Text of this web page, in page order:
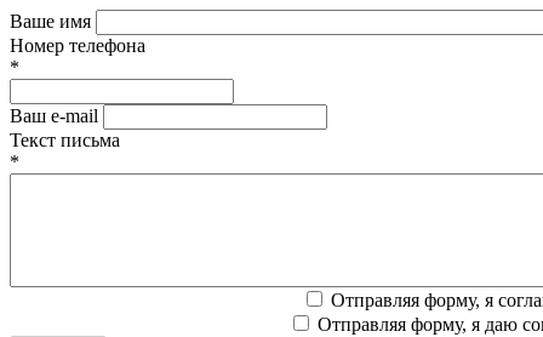
Ваше имя
Номер телефона
*
Ваш e-mail
Текст письма
*
Отправляя форму, я
Отправляя форму, я даю